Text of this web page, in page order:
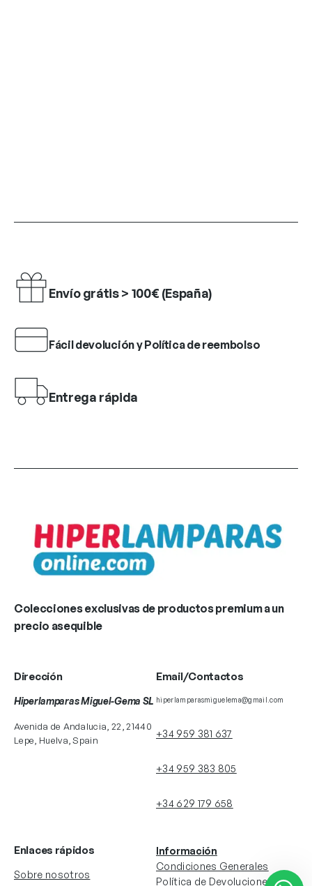
Envío grátis > 100€ (España)
Fácil devolución y Política de reembolso
Entrega rápida
Colecciones exclusivas de productos premium a un
precio asequible
Dirección
Hiperlamparas Miguel-Gema SL
Avenida de Andalucia, 22, 21440
Lepe, Huelva, Spain
Email/Contactos
hiperlamparasmiguelema@gmail.com
+34 959 381 637
+34 959 383 805
+34 629 179 658
Enlaces rápidos
Sobre nosotros
Información
Condiciones Generales
Política de Devoluciones